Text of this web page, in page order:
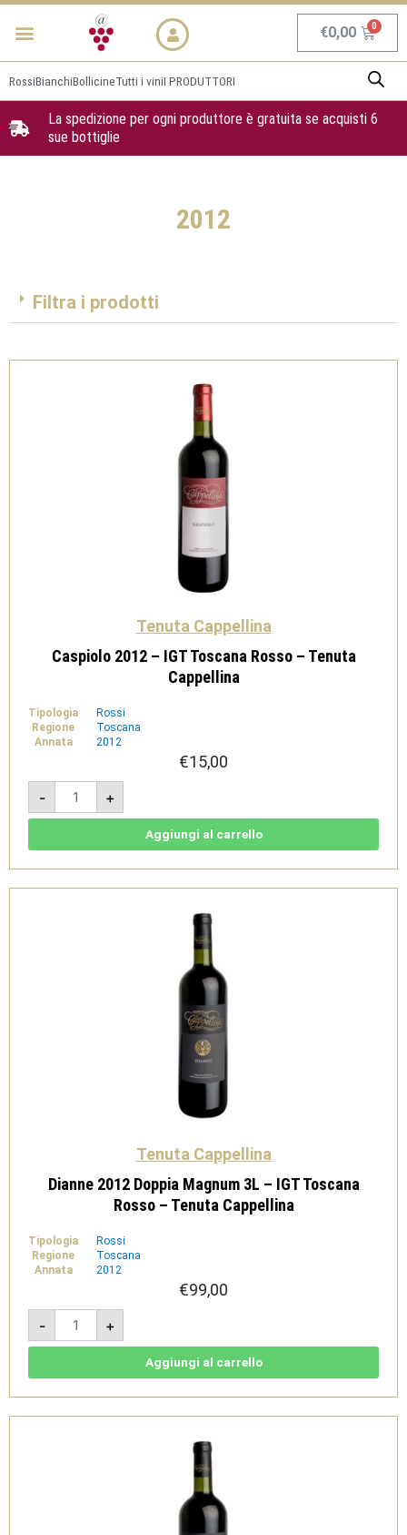
Vai
Menu €0,00
RossiBianchiBollicineTutti i viniI PRODUTTORI
La spedizione per ogni produttore è gratuita se acquisti 6
sue bottiglie
2012
Filtra i prodotti
Tenuta Cappellina
Caspiolo 2012 – IGT Toscana Rosso – Tenuta
Cappellina
Tipologia
Rossi
Regione
Toscana
Annata
2012
€15,00
-
Caspiolo
2012
-
IGT
Tenuta
quantità
+
Aggiungi al carrello
Tenuta Cappellina
Dianne 2012 Doppia Magnum 3L – IGT Toscana
Rosso – Tenuta Cappellina
Tipologia
Rossi
Regione
Toscana
Annata
2012
€99,00
-
Dianne
2012
Doppia
Magnum
Toscana
-
+
Aggiungi al carrello